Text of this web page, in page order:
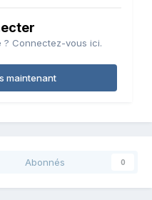
? Connectez-vous ici.
maintenant
Abonnés 0